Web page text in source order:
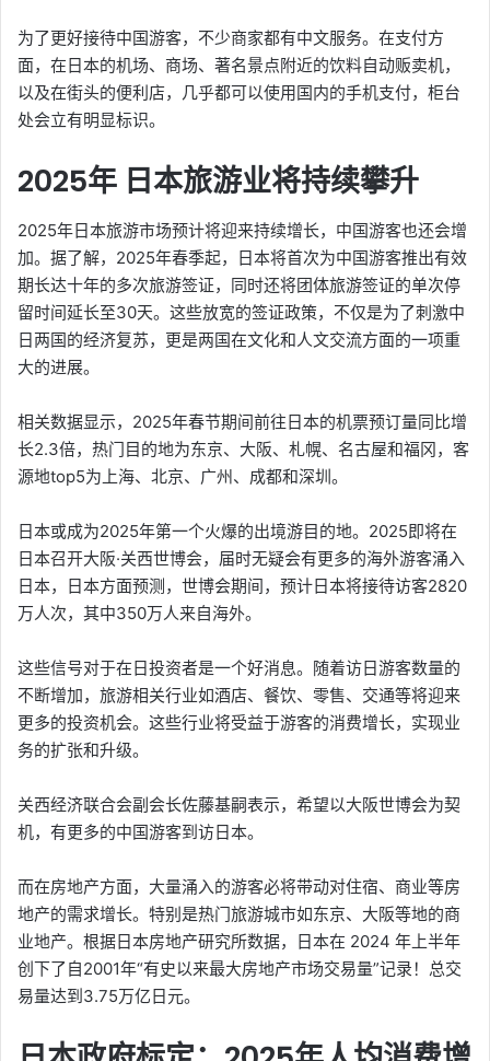
为了更好接待中国游客，不少商家都有中文服务。在支付方
面，在日本的机场、商场、著名景点附近的饮料自动贩卖机，
以及在街头的便利店，几乎都可以使用国内的手机支付，柜台
处会立有明显标识。
2025年 日本旅游业将持续攀升
2025年日本旅游市场预计将迎来持续增长，中国游客也还会增
加。据了解，2025年春季起，日本将首次为中国游客推出有效
期长达十年的多次旅游签证，同时还将团体旅游签证的单次停
留时间延长至30天。这些放宽的签证政策，不仅是为了刺激中
日两国的经济复苏，更是两国在文化和人文交流方面的一项重
大的进展。
相关数据显示，2025年春节期间前往日本的机票预订量同比增
长2.3倍，热门目的地为东京、大阪、札幌、名古屋和福冈，客
源地top5为上海、北京、广州、成都和深圳。
日本或成为2025年第一个火爆的出境游目的地。2025即将在
日本召开大阪·关西世博会，届时无疑会有更多的海外游客涌入
日本，日本方面预测，世博会期间，预计日本将接待访客2820
万人次，其中350万人来自海外。
这些信号对于在日投资者是一个好消息。随着访日游客数量的
不断增加，旅游相关行业如酒店、餐饮、零售、交通等将迎来
更多的投资机会。这些行业将受益于游客的消费增长，实现业
务的扩张和升级。
关西经济联合会副会长佐藤基嗣表示，希望以大阪世博会为契
机，有更多的中国游客到访日本。
而在房地产方面，大量涌入的游客必将带动对住宿、商业等房
地产的需求增长。特别是热门旅游城市如东京、大阪等地的商
业地产。根据日本房地产研究所数据，日本在 2024 年上半年
创下了自2001年“有史以来最大房地产市场交易量”记录！总交
易量达到3.75万亿日元。